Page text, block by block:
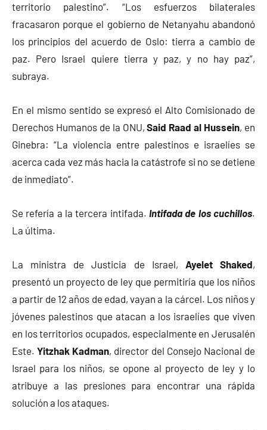
territorio palestino”. “Los esfuerzos bilaterales
fracasaron porque el gobierno de Netanyahu abandonó
los principios del acuerdo de Oslo: tierra a cambio de
paz. Pero Israel quiere tierra y paz, y no hay paz”,
subraya.
En el mismo sentido se expresó el Alto Comisionado de
Derechos Humanos de la ONU,Said Raad al Hussein, en
Ginebra: “La violencia entre palestinos e israelíes se
acerca cada vez más hacia la catástrofe si no se detiene
de inmediato”.
Se refería a la tercera intifada. Intifada de los cuchillos.
La última.
La ministra de Justicia de Israel, Ayelet Shaked,
presentó un proyecto de ley que permitiría que los niños
a partir de 12 años de edad, vayan a la cárcel. Los niños y
jóvenes palestinos que atacan a los israelíes que viven
en los territorios ocupados, especialmente en Jerusalén
Este.Yitzhak Kadman, director del Consejo Nacional de
Israel para los niños, se opone al proyecto de ley y lo
atribuye a las presiones para encontrar una rápida
solución a los ataques.